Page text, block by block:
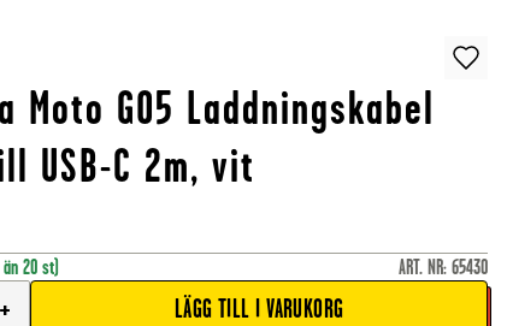
Moto G05 Laddningskabel
USB-C 2m, vit
än 20 st) ART. NR: 65430
+ LÄGG TILL I VARUKORG